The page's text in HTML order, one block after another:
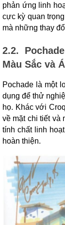
phản ứng linh
cực kỳ quan
mà những thay
2.2.
Màu Sắc và
Pochade là một
dụng để thử
họ. Khác với
về mặt chi tiết và
tính chất linh
hoàn thiện.